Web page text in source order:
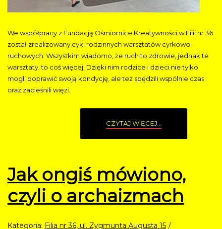
We współpracy z Fundacją Ośmiornice Kreatywności w Filii nr 36
został zrealizowany cykl rodzinnych warsztatów cyrkowo-
ruchowych. Wszystkim wiadomo, że ruch to zdrowie, jednak te
warsztaty, to coś więcej. Dzięki nim rodzice i dzieci nie tylko
mogli poprawić swoją kondycję, ale też spędzili wspólnie czas
oraz zacieśnili więzi.
CZYTAJ WIĘCEJ...
Jak ongiś mówiono,
czyli o archaizmach
Kategoria: Filia nr 36, ul. Zygmunta Augusta 15